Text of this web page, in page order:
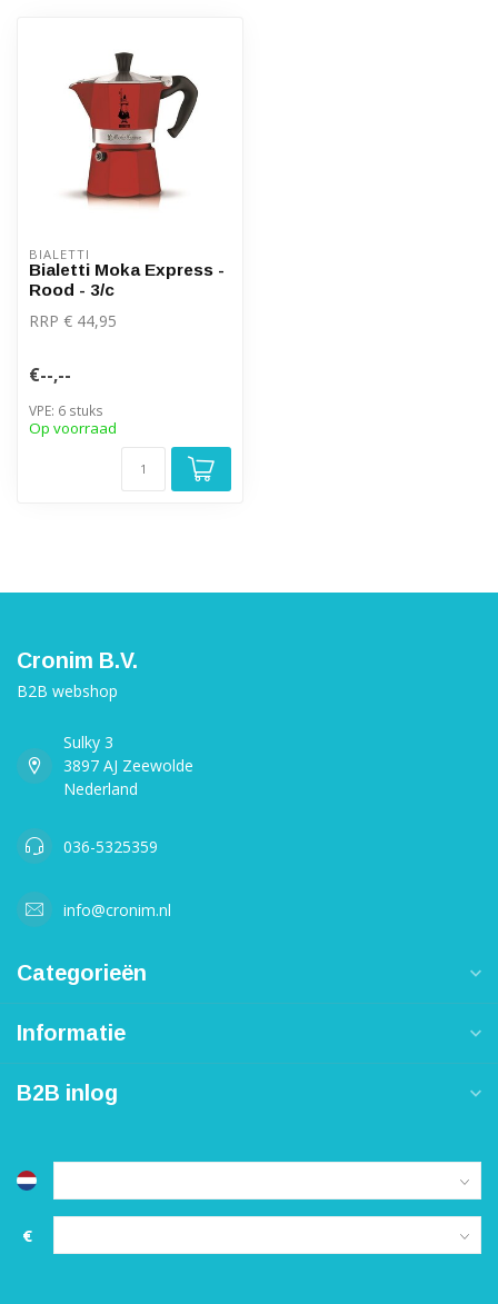
BIALETTI
Bialetti Moka Express -
Rood - 3/c
RRP € 44,95
€--,--
VPE: 6 stuks
Op voorraad
Cronim B.V.
B2B webshop
Sulky 3
3897 AJ Zeewolde
Nederland
036-5325359
info@cronim.nl
Categorieën
Informatie
B2B inlog
€